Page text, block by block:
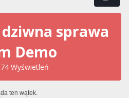
dziwna sprawa
Demo
Wyświetleń
ten wątek.